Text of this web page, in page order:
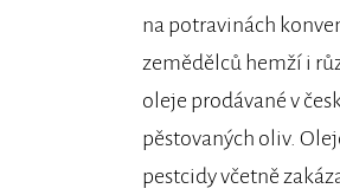
na potravinách
zemědělců hemží i
oleje prodávané v
pěstovaných oliv.
pestcidy včetně